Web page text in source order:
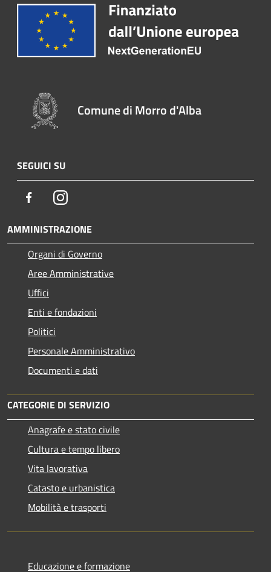
Comune di Morro d'Alba
SEGUICI SU
FacebookInstagram
AMMINISTRAZIONE
Organi di Governo
Aree Amministrative
Uffici
Enti e fondazioni
Politici
Personale Amministrativo
Documenti e dati
CATEGORIE DI SERVIZIO
Anagrafe e stato civile
Cultura e tempo libero
Vita lavorativa
Catasto e urbanistica
Mobilità e trasporti
Educazione e formazione